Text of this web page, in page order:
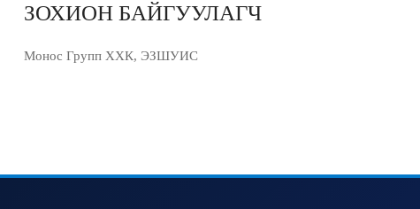
ЗОХИОН БАЙГУУЛАГЧ
Монос Групп ХХК, ЭЗШУИС